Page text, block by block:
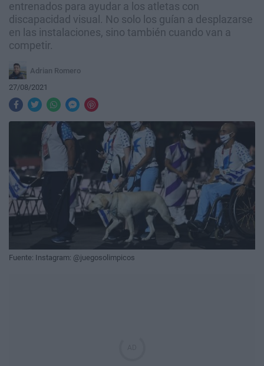
entrenados para ayudar a los atletas con
discapacidad visual. No solo los guían a desplazarse
en las instalaciones, sino también cuando van a
competir.
Adrian Romero
27/08/2021
Fuente: Instagram: @juegosolimpicos